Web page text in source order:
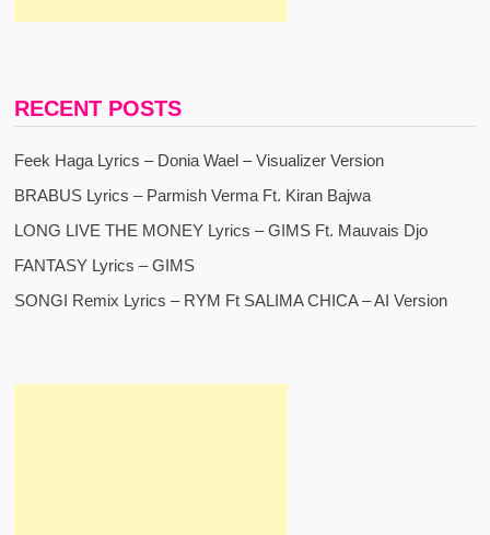
RECENT POSTS
Feek Haga Lyrics – Donia Wael – Visualizer Version
BRABUS Lyrics – Parmish Verma Ft. Kiran Bajwa
LONG LIVE THE MONEY Lyrics – GIMS Ft. Mauvais Djo
FANTASY Lyrics – GIMS
SONGI Remix Lyrics – RYM Ft SALIMA CHICA – AI Version